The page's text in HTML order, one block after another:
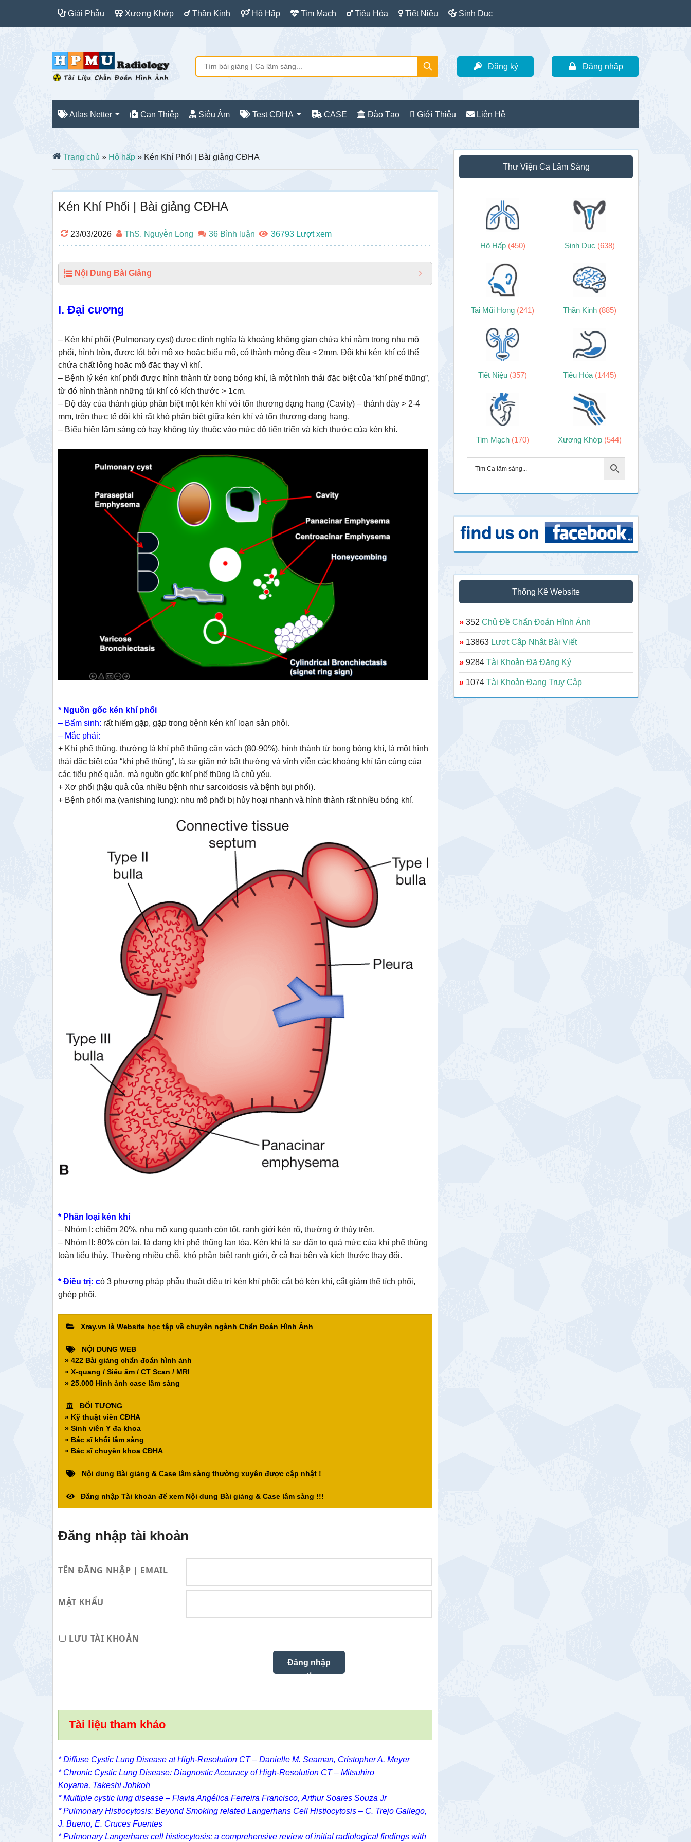
Giải Phẫu Xương Khớp Thần Kinh Hô Hấp Tim Mạch Tiêu Hóa Tiết Niệu Sinh Dục
Đăng ký Đăng nhập
Atlas Netter Can Thiệp Siêu Âm Test CĐHA CASE Đào Tạo Giới Thiệu Liên Hệ
Trang chủ » Hô hấp » Kén Khí Phổi | Bài giảng CĐHA
Kén Khí Phổi | Bài giảng CĐHA
23/03/2026 ThS. Nguyễn Long 36 Bình luận 36793
Nội Dung Bài Giảng
I. Đại cương
– Kén khí phổi (Pulmonary cyst) được định nghĩa là khoảng không gian chứa khí nằm trong nhu mô
phổi, hình tròn, được lót bởi mô xơ hoặc biểu mô, có thành mỏng đều < 2mm. Đôi khi kén khí có thể
chứa chất lỏng hoặc mô đặc thay vì khí.
– Bệnh lý kén khí phổi được hình thành từ bong bóng khí, là một hình thái đặc biệt của “khí phế thũng”,
từ đó hình thành những túi khí có kích thước > 1cm.
– Độ dày của thành giúp phân biệt một kén khí với tổn thương dạng hang (Cavity) – thành dày > 2-4
mm, trên thực tế đôi khi rất khó phân biệt giữa kén khí và tổn thương dạng hang.
– Biểu hiện lâm sàng có hay không tùy thuộc vào mức độ tiến triển và kích thước của kén khí.
* Nguồn gốc kén khí phổi
– Bẩm sinh: rất hiếm gặp, gặp trong bệnh kén khí loạn sản phôi.
– Mắc phải:
+ Khí phế thũng, thường là khí phế thũng cận vách (80-90%), hình thành từ bong bóng khí, là một hình
thái đặc biệt của “khí phế thũng”, là sự giãn nở bất thường và vĩnh viễn các khoảng khí tận cùng của
các tiểu phế quản, mà nguồn gốc khí phế thũng là chủ yếu.
+ Xơ phổi (hậu quả của nhiều bệnh như sarcoidosis và bệnh bụi phổi).
+ Bệnh phổi ma (vanishing lung): nhu mô phổi bị hủy hoại nhanh và hình thành rất nhiều bóng khí.
* Phân loại kén khí
– Nhóm I: chiếm 20%, nhu mô xung quanh còn tốt, ranh giới kén rõ, thường ở thùy trên.
– Nhóm II: 80% còn lại, là dạng khí phế thũng lan tỏa. Kén khí là sự dãn to quá mức của khí phế thũng
toàn tiểu thùy. Thường nhiều chỗ, khó phân biệt ranh giới, ở cả hai bên và kích thước thay đổi.
* Điều trị: có 3 phương pháp phẫu thuật điều trị kén khí phổi: cắt bỏ kén khí, cắt giảm thể tích phổi,
ghép phổi.
Xray.vn là Website học tập về chuyên ngành Chẩn Đoán Hình Ảnh
NỘI DUNG WEB
» 422 Bài giảng chẩn đoán hình ảnh
» X-quang / Siêu âm / CT Scan / MRI
» 25.000 Hình ảnh case lâm sàng
ĐỐI TƯỢNG
» Kỹ thuật viên CĐHA
» Sinh viên Y đa khoa
» Bác sĩ khối lâm sàng
» Bác sĩ chuyên khoa CĐHA
Nội dung Bài giảng & Case lâm sàng thường xuyên được cập nhật !
Đăng nhập Tài khoản để xem Nội dung Bài giảng & Case lâm sàng !!!
Đăng nhập tài khoản
TÊN ĐĂNG NHẬP | EMAIL
MẬT KHẨU
LƯU TÀI KHOẢN
Tài liệu tham khảo
*Diffuse Cystic Lung Disease at High-Resolution CT – Danielle M. Seaman, Cristopher A. Meyer
* Chronic Cystic Lung Disease: Diagnostic Accuracy of High-Resolution CT – Mitsuhiro
Koyama, Takeshi Johkoh
*Multiple cystic lung disease – Flavia Angélica Ferreira Francisco, Arthur Soares Souza Jr
* Pulmonary Histiocytosis: Beyond Smoking related Langerhans Cell Histiocytosis – C. Trejo Gallego,
J. Bueno, E. Cruces Fuentes
* Pulmonary Langerhans cell histiocytosis: a comprehensive review of initial radiological findings with
Sidebar
chính
Thư Viện Ca Lâm Sàng
Hô Hấp (450) Sinh Dục (638)
Tai Mũi Họng (241) Thần Kinh (885)
Tiết Niệu (357) Tiêu Hóa (1445)
Tim Mạch (170) Xương Khớp (544)
Thống Kê Website
» 352 Chủ Đề Chẩn Đoán Hình Ảnh
» 13863 Lượt Cập Nhật Bài Viết
» 9284 Tài Khoản Đã Đăng Ký
» 1074 Tài Khoản Đang Truy Cập